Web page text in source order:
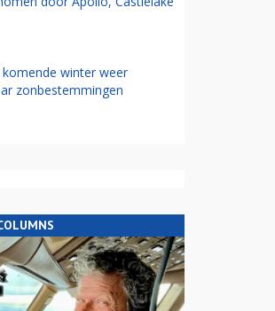
winter weer
zonbestemmingen